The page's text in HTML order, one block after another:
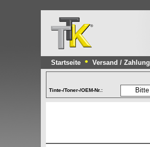
Startseite • Versand / Zahlung
Tinte-/Toner-/OEM-Nr.: